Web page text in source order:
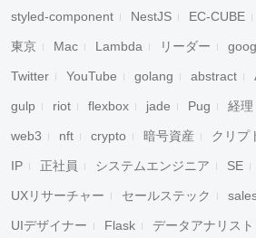
styled-component NestJS EC-CUBE
東京 Mac Lambda リーダー
Twitter YouTube golang abstract
gulp riot flexbox jade Pug 経理
web3 nft crypto 暗号資産 クリプ
IP 正社員 システムエンジニア SE
UXリサーチャー セールステック
UIデザイナー Flask データアナリスト